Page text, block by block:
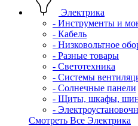
Электрика
- Инструменты и
- Кабель
- Низковольтное
- Разные товары
- Светотехника
- Системы
- Солнечные панели
- Щиты, шкафы,
-
Смотреть Все Электрика